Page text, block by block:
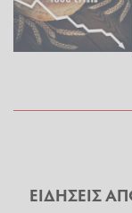
ΕΙΔΗΣΕΙΣ